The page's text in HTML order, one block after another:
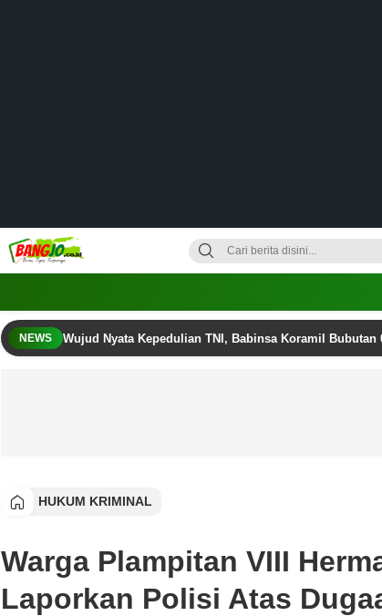
NEWS Wujud Nyata Kepedulian TNI, Babinsa Koramil
HUKUM KRIMINAL
Warga Plampitan VIII
Laporkan Polisi Atas